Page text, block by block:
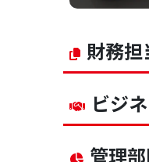
財務担
ビジ